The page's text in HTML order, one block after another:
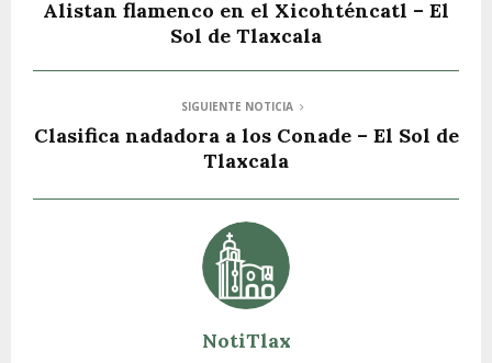
Alistan flamenco en el Xicohténcatl – El
Sol de Tlaxcala
SIGUIENTE NOTICIA
Clasifica nadadora a los Conade – El Sol de
Tlaxcala
NotiTlax